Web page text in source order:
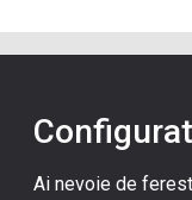
Ai nevoie de